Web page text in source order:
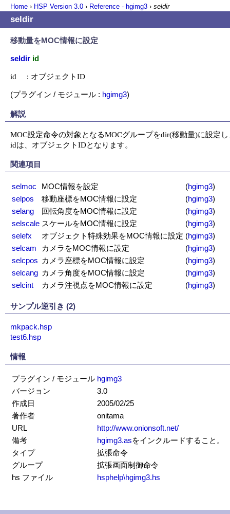
Home › HSP Version 3.0 › Reference - hgimg3 › seldir
seldir
移動量をMOC情報に設定
seldir id
id     : オブジェクトID
(プラグイン / モジュール : hgimg3)
解説
MOC設定命令の対象となるMOCグループをdir(移動量)に設定
idは、オブジェクトIDとなります。
関連項目
selmoc MOC情報を設定 (hgimg3)
selpos
移動座標をMOC情報に設定 (hgimg3)
selang
回転角度をMOC情報に設定 (hgimg3)
selscale スケールをMOC情報に設定 (hgimg3)
selefx
オブジェクト特殊効果をMOC情報に設定 (hgimg3)
selcam
カメラをMOC情報に設定 (hgimg3)
selcpos カメラ座標をMOC情報に設定 (hgimg3)
selcang カメラ角度をMOC情報に設定 (hgimg3)
selcint
カメラ注視点をMOC情報に設定 (hgimg3)
サンプル逆引き (2)
mkpack.hsp
test6.hsp
情報
プラグイン / モジュール hgimg3
バージョン
3.0
作成日
2005/02/25
著作者
onitama
URL
http://www.onionsoft.net/
備考
hgimg3.asをインクルードすること。
タイプ
拡張命令
グループ
拡張画面制御命令
hs ファイル
hsphelp\hgimg3.hs